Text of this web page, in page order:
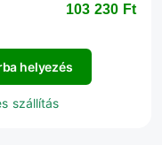
103 230 Ft‎
helyezés
szállítás